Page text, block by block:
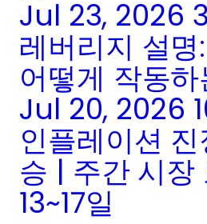
Jul 23, 2026
레버리지 설
어떻게 작동하
Jul 20, 2026
인플레이션
승 | 주간 시장
13~17일